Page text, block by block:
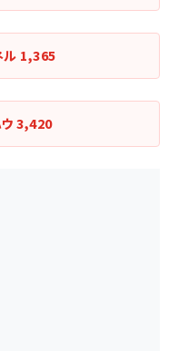
ル 1,365
ウ3,420